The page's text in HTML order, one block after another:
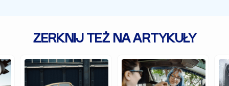
ZERKNIJ TEŻ NA ARTYKUŁY
Zabytkowe
samochody,
czyli
Jakie
auto
jest
z